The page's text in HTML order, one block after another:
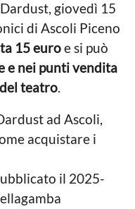
giovedì 15
di Ascoli Piceno
15 euroe si può
e nei punti vendita
teatro.
ad Ascoli,
acquistare i
il 2025-